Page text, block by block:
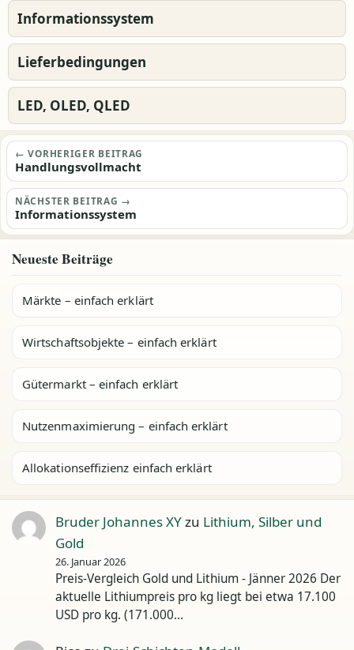
Informationssystem
Lieferbedingungen
LED, OLED, QLED
Beitragsnavigation
← VORHERIGER BEITRAG
Handlungsvollmacht
NÄCHSTER BEITRAG →
Informationssystem
Neueste Beiträge
Märkte – einfach erklärt
Wirtschaftsobjekte – einfach erklärt
Gütermarkt – einfach erklärt
Nutzenmaximierung – einfach erklärt
Allokationseffizienz einfach erklärt
Bruder Johannes XYzu Lithium, Silber und
Gold
26. Januar 2026
Preis-Vergleich Gold und Lithium - Jänner 2026 Der
aktuelle Lithiumpreis pro kg liegt bei etwa 17.100
USD pro kg. (171.000…